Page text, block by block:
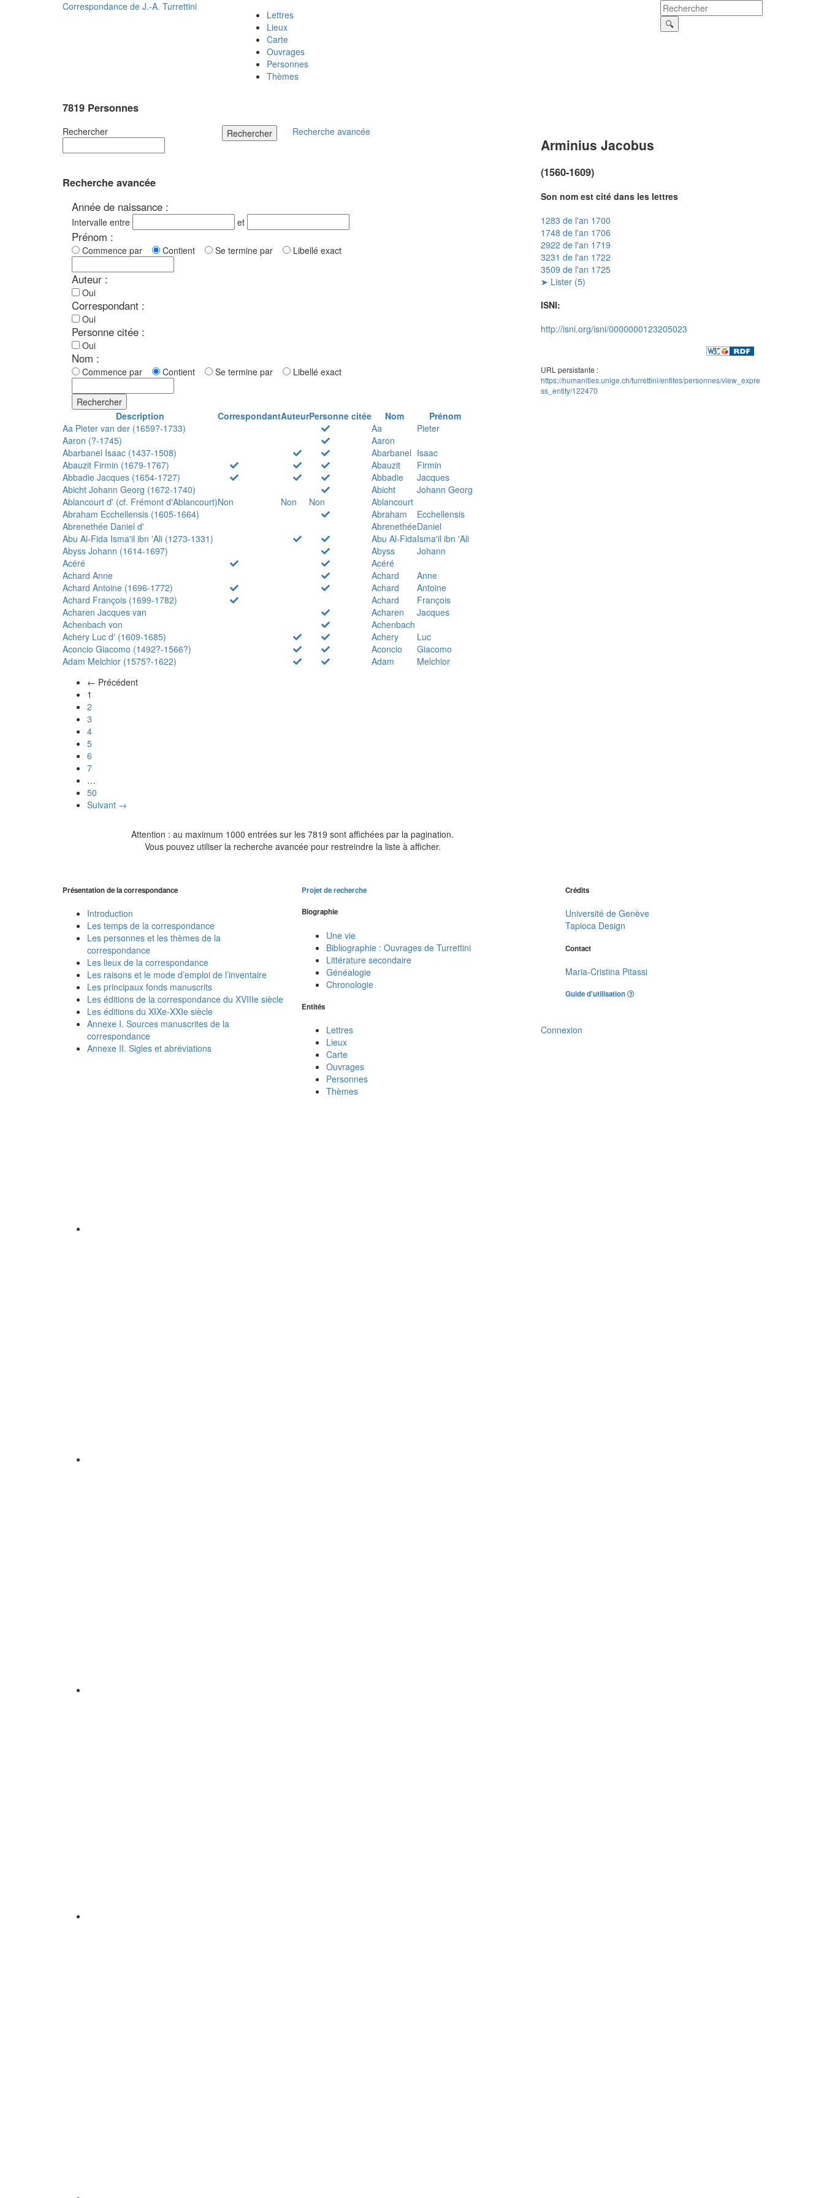
Correspondance de J.-A. Turrettini
Lettres
Lieux
Carte
Ouvrages
Personnes
Thèmes
7819 Personnes
Rechercher Rechercher Recherche avancée
Recherche avancée
Année de naissance :
Intervalle entre et
Prénom :
Commence par Contient Se termine par Libellé exact
Auteur :
Oui
Correspondant :
Oui
Personne citée :
Oui
Nom :
Commence par Contient Se termine par Libellé exact
Rechercher
Description
CorrespondantAuteurPersonne citée Nom
Prénom
Aa Pieter van der (1659?-1733)
Aa
Pieter
Aaron (?-1745)
Aaron
Abarbanel Isaac (1437-1508)
Abarbanel Isaac
Abauzit Firmin (1679-1767)
Abauzit
Firmin
Abbadie Jacques (1654-1727)
Abbadie
Jacques
Abicht Johann Georg (1672-1740)
Abicht
Johann Georg
Ablancourt d' (cf. Frémont d'Ablancourt)Non Non Non
Ablancourt
Abraham Ecchellensis (1605-1664)
Abraham
Ecchellensis
Abrenethée Daniel d'
AbrenethéeDaniel
Abu Al-Fida Isma'il ibn 'Ali (1273-1331)
Abu Al-FidaIsma'il ibn 'Ali
Abyss Johann (1614-1697)
Abyss
Johann
Acéré
Acéré
Achard Anne
Achard
Anne
Achard Antoine (1696-1772)
Achard
Antoine
Achard François (1699-1782)
Achard
François
Acharen Jacques van
Acharen
Jacques
Achenbach von
Achenbach
Achery Luc d' (1609-1685)
Achery
Luc
Aconcio Giacomo (1492?-1566?)
Aconcio
Giacomo
Adam Melchior (1575?-1622)
Adam
Melchior
← Précédent
1
2
3
4
5
6
7
…
50
Suivant →
Attention : au maximum 1000 entrées sur les 7819 sont affichées par la pagination.
Vous pouvez utiliser la recherche avancée pour restreindre la liste à afficher.
Arminius Jacobus
(1560-1609)
Son nom est cité dans les lettres
1283 de l'an 1700
1748 de l'an 1706
2922 de l'an 1719
3231 de l'an 1722
3509 de l'an 1725
➤ Lister (5)
ISNI:
http://isni.org/isni/0000000123205023
URL persistante :
https://humanities.unige.ch/turrettini/entites/personnes/view_expre
ss_entity/122470
Présentation de la correspondance
Introduction
Les temps de la correspondance
Les personnes et les thèmes de la
correspondance
Les lieux de la correspondance
Les raisons et le mode d’emploi de l’inventaire
Les principaux fonds manuscrits
Les éditions de la correspondance du XVIIIe siècle
Les éditions du XIXe-XXIe siècle
Annexe I. Sources manuscrites de la
correspondance
Annexe II. Sigles et abréviations
Projet de recherche
Biographie
Une vie
Bibliographie : Ouvrages de Turrettini
Littérature secondaire
Généalogie
Chronologie
Entités
Lettres
Lieux
Carte
Ouvrages
Personnes
Thèmes
Crédits
Université de Genève
Tapioca Design
Contact
Maria-Cristina Pitassi
Guide d'utilisation
Connexion